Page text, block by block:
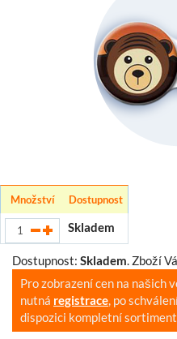
Množství Dostupnost
Skladem
Dostupnost: Skladem. Zboží
Pro zobrazení cen na našich
nutná registrace, po
dispozici kompletní